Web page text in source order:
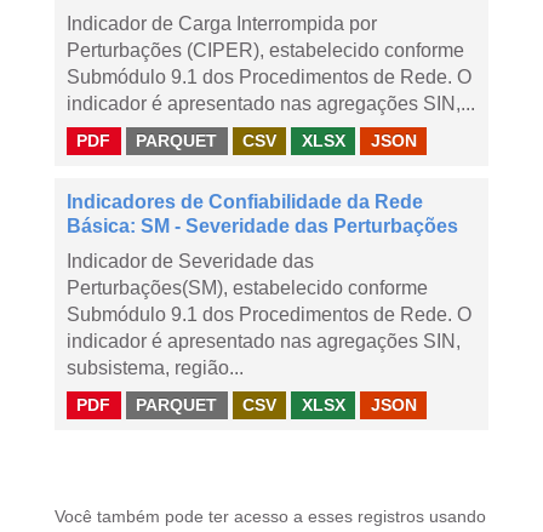
Indicador de Carga Interrompida por
Perturbações (CIPER), estabelecido conforme
Submódulo 9.1 dos Procedimentos de Rede. O
indicador é apresentado nas agregações SIN,...
PDF PARQUET CSV XLSX JSON
Indicadores de Confiabilidade da Rede
Básica: SM - Severidade das Perturbações
Indicador de Severidade das
Perturbações(SM), estabelecido conforme
Submódulo 9.1 dos Procedimentos de Rede. O
indicador é apresentado nas agregações SIN,
subsistema, região...
PDF PARQUET CSV XLSX JSON
Você também pode ter acesso a esses registros usando